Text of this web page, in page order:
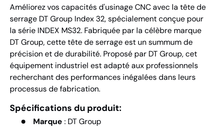
Améliorez vos capacités d'usinage CNC avec la tête de
serrage DT Group Index 32, spécialement conçue pour
la série INDEX MS32. Fabriquée par la célèbre marque
DT Group, cette tête de serrage est un summum de
précision et de durabilité. Proposé par DT Group, cet
équipement industriel est adapté aux professionnels
recherchant des performances inégalées dans leurs
processus de fabrication.
Spécifications du produit:
Marque : DT Group